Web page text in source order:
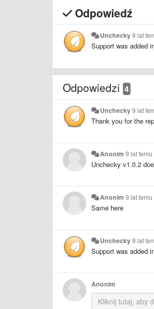
Odpowiedź
Unchecky9 lat
Support was added
Odpowiedzi 4
Unchecky9 lat
Thank you for the
Anonim 9 lat temu
Unchecky v1.0.2
Anonim 9 lat temu
Same here
Unchecky9 lat
Support was added
Anonim